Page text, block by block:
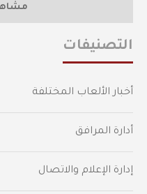
التصنيفات
أخبار الألعاب المختلفة
أدارة المرافق
إدارة الإعلام والاتصال